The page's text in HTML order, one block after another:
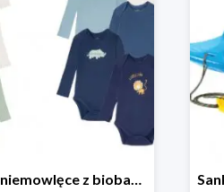
lupilu Body niemowlęce z biobawełny